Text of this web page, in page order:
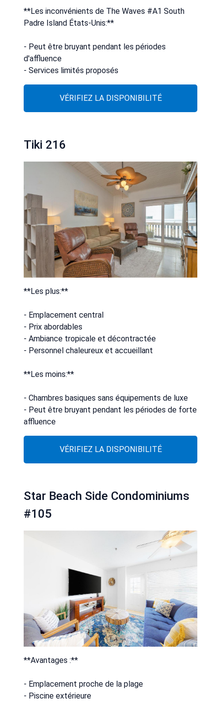
**Les inconvénients de The Waves #A1 South
Padre Island États-Unis:**
- Peut être bruyant pendant les périodes
d'affluence
- Services limités proposés
VÉRIFIEZ LA DISPONIBILITÉ
Tiki 216
**Les plus:**
- Emplacement central
- Prix abordables
- Ambiance tropicale et décontractée
- Personnel chaleureux et accueillant
**Les moins:**
- Chambres basiques sans équipements de luxe
- Peut être bruyant pendant les périodes de forte
affluence
VÉRIFIEZ LA DISPONIBILITÉ
Star Beach Side Condominiums
#105
**Avantages :**
- Emplacement proche de la plage
- Piscine extérieure